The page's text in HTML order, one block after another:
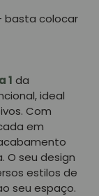
basta colocar
1 da
ideal
Com
em
O seu design
estilos de
seu espaço.